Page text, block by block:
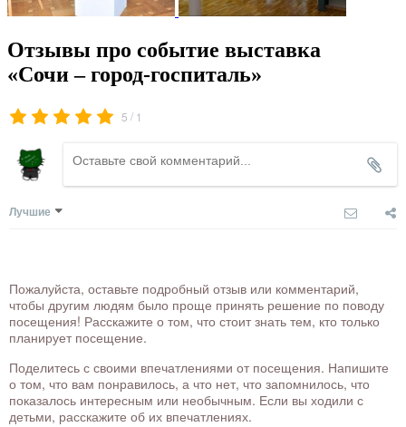
Отзывы про событие выставка
«Сочи – город-госпиталь»
5 / 1
Лучшие
Пожалуйста, оставьте подробный отзыв или комментарий,
чтобы другим людям было проще принять решение по поводу
посещения! Расскажите о том, что стоит знать тем, кто только
планирует посещение.
Поделитесь с своими впечатлениями от посещения. Напишите
о том, что вам понравилось, а что нет, что запомнилось, что
показалось интересным или необычным. Если вы ходили с
детьми, расскажите об их впечатлениях.